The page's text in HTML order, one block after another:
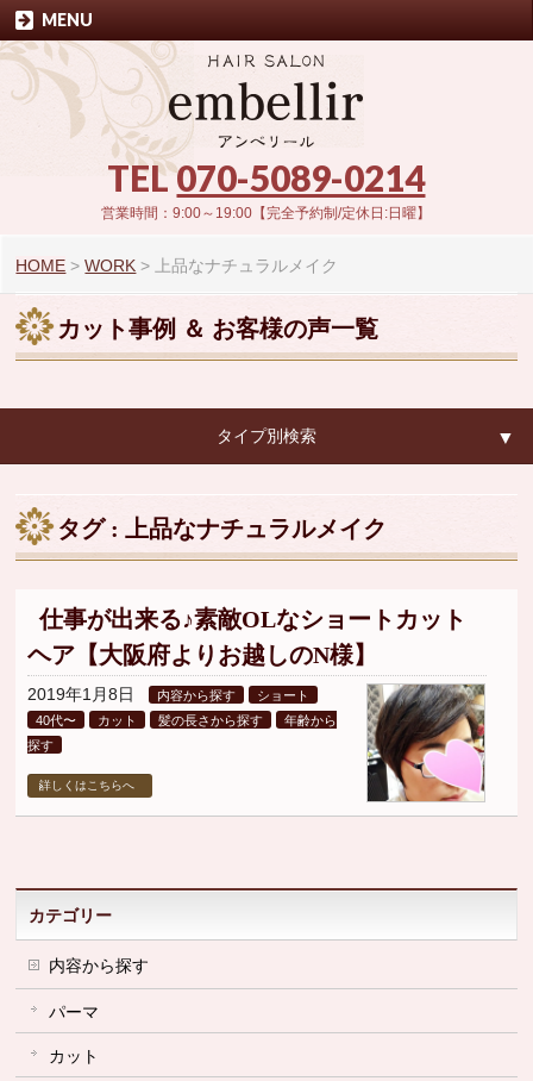
TEL070-5089-0214
営業時間：9:00～19:00【完全予約制/定休日:日曜】
MENU
HOME >WORK > 上品なナチュラルメイク
カット事例 ＆ お客様の声一覧
タイプ別検索 ▼
▼
タグ : 上品なナチュラルメイク
仕事が出来る♪素敵OLなショートカット
ヘア【大阪府よりお越しのN様】
2019年1月8日 内容から探す
ショート
40代〜
カット 髪の長さから探す
年齢から
探す
詳しくはこちらへ
カテゴリー
内容から探す
パーマ
カット